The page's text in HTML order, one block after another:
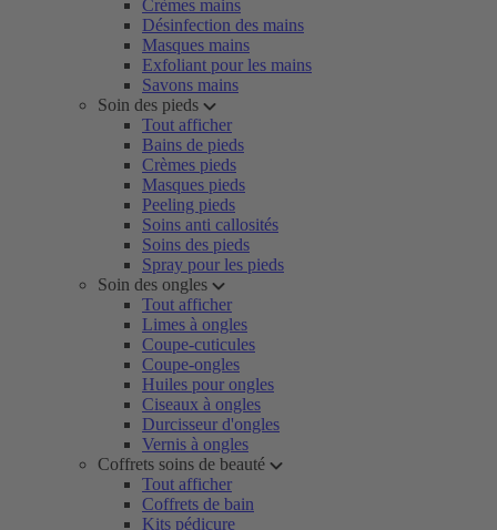
Crèmes mains
Désinfection des mains
Masques mains
Exfoliant pour les mains
Savons mains
Soin des pieds
Tout afficher
Bains de pieds
Crèmes pieds
Masques pieds
Peeling pieds
Soins anti callosités
Soins des pieds
Spray pour les pieds
Soin des ongles
Tout afficher
Limes à ongles
Coupe-cuticules
Coupe-ongles
Huiles pour ongles
Ciseaux à ongles
Durcisseur d'ongles
Vernis à ongles
Coffrets soins de beauté
Tout afficher
Coffrets de bain
Kits pédicure